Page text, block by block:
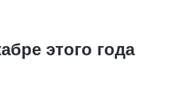
этого года